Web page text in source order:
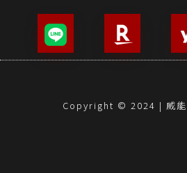
Copyright © 2024 | 威能